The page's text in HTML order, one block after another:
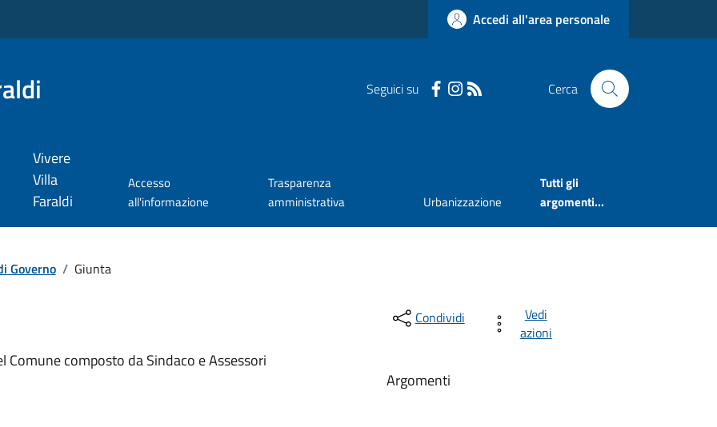
Accedi all'area personale
Seguici su Cerca
Vivere
Villa
Faraldi
Accesso
all'informazione
Trasparenza
amministrativa
Urbanizzazione
Tutti gli
argomenti...
Governo / Giunta
composto da Sindaco e Assessori
Condividi
Vedi
azioni
Argomenti